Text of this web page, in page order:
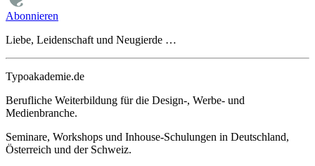
Abonnieren
Liebe, Leidenschaft und Neugierde …
Typoakademie.de
Berufliche Weiterbildung für die Design-, Werbe- und
Medienbranche.
Seminare, Workshops und Inhouse-Schulungen in Deutschland,
Österreich und der Schweiz.